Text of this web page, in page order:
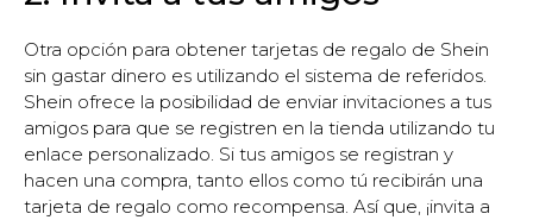
Otra opción para obtener tarjetas de regalo de Shein
sin gastar dinero es utilizando el sistema de referidos.
Shein ofrece la posibilidad de enviar invitaciones a tus
amigos para que se registren en la tienda utilizando tu
enlace personalizado. Si tus amigos se registran y
hacen una compra, tanto ellos como tú recibirán una
tarjeta de regalo como recompensa. Así que, ¡invita a